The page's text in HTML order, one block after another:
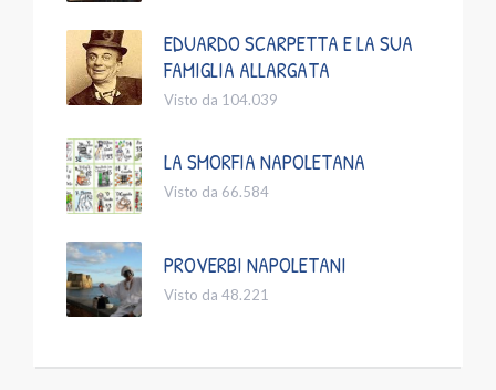
EDUARDO SCARPETTA E LA SUA
FAMIGLIA ALLARGATA
Visto da 104.039
LA SMORFIA NAPOLETANA
Visto da 66.584
PROVERBI NAPOLETANI
Visto da 48.221